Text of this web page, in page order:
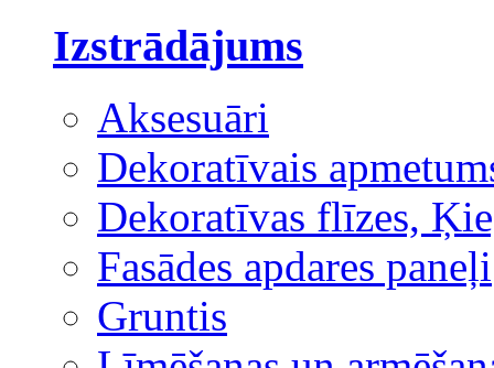
Izstrādājums
Aksesuāri
Dekoratīvais
Dekoratīvas flīzes,
Fasādes apdares paneļi
Gruntis